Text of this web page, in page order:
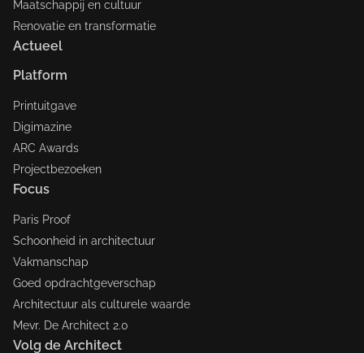
Maatschappij en cultuur
Renovatie en transformatie
Actueel
Platform
Printuitgave
Digimazine
ARC Awards
Projectbezoeken
Focus
Paris Proof
Schoonheid in architectuur
Vakmanschap
Goed opdrachtgeverschap
Architectuur als culturele waarde
Mevr. De Architect 2.0
Volg de Architect